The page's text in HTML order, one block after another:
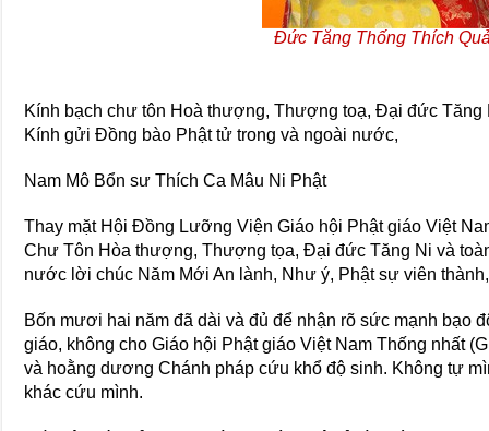
Đức Tăng Thống Thích
Kính bạch chư tôn Hoà thượng, Thượng toạ, Đại đức Tăng
Kính gửi Đồng bào Phật tử trong và ngoài nước,
Nam Mô Bổn sư Thích Ca Mâu Ni Phật
Thay mặt Hội Ðồng Lưỡng Viện Giáo hội Phật giáo Việt
Chư Tôn Hòa thượng, Thượng tọa, Ðại đức Tăng Ni và
nước lời chúc Năm Mới An lành, Như ý, Phật sự viên
Bốn mươi hai năm đã dài và đủ để nhận rõ sức mạnh bạo
giáo, không cho Giáo hội Phật giáo Việt Nam Thống nhất
và hoằng dương Chánh pháp cứu khổ độ sinh. Không tự
khác cứu mình.